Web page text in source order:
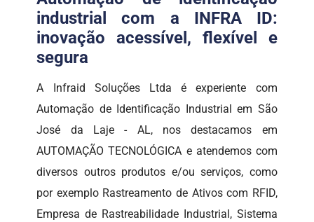
industrial com a INFRA ID:
inovação acessível, flexível e
segura
A Infraid Soluções Ltda é experiente com
Automação de Identificação Industrial em São
José da Laje - AL, nos destacamos em
AUTOMAÇÃO TECNOLÓGICA e atendemos com
diversos outros produtos e/ou serviços, como
por exemplo Rastreamento de Ativos com RFID,
Empresa de Rastreabilidade Industrial, Sistema